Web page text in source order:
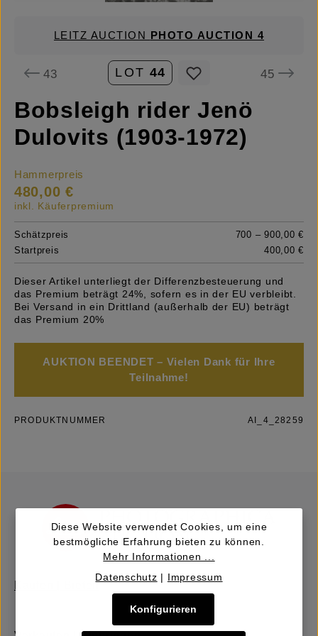
LEITZ AUCTION PHOTO AUCTION 4
43 LOT 44 45
Bobsleigh rider Jenö
Dulovits (1903-1972)
Hammerpreis
480,00 €
inkl. Käuferpremium
Schätzpreis
700 – 900,00 €
Startpreis
400,00 €
Dieser Artikel unterliegt der Differenzbesteuerung und
das Premium beträgt 24%, sofern es in der EU verbleibt.
Bei Versand in ein Drittland (außerhalb der EU) beträgt
das Premium 20%
AUKTION BEENDET – Vielen Dank für Ihre
Teilnahme!
PRODUKTNUMMER AI_4_28259
Kaufen | Bieten
Diese Website verwendet Cookies, um eine
bestmögliche Erfahrung bieten zu können.
Mehr Informationen ...
Datenschutz | Impressum
Konfigurieren